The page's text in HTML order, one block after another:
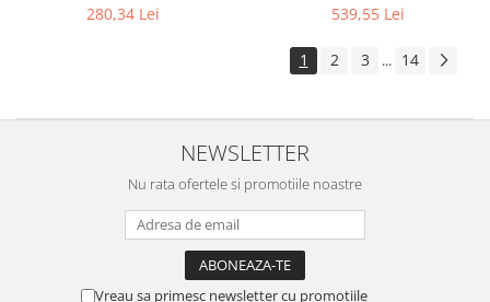
280,34 Lei
539,55 Lei
1 2 3 ... 14
NEWSLETTER
Nu rata ofertele si promotiile noastre
Vreau sa primesc newsletter cu promotiile